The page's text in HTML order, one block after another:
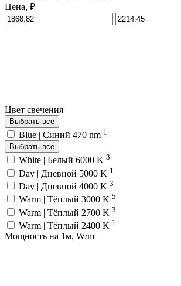
Цена, ₽
Цвет свечения
Выбрать все
Blue | Синий 470 nm 1
Выбрать все
White | Белый 6000 K 3
Day | Дневной 5000 K 1
Day | Дневной 4000 K 3
Warm | Тёплый 3000 K 5
Warm | Тёплый 2700 K 3
Warm | Тёплый 2400 K 1
Мощность на 1м, W/m